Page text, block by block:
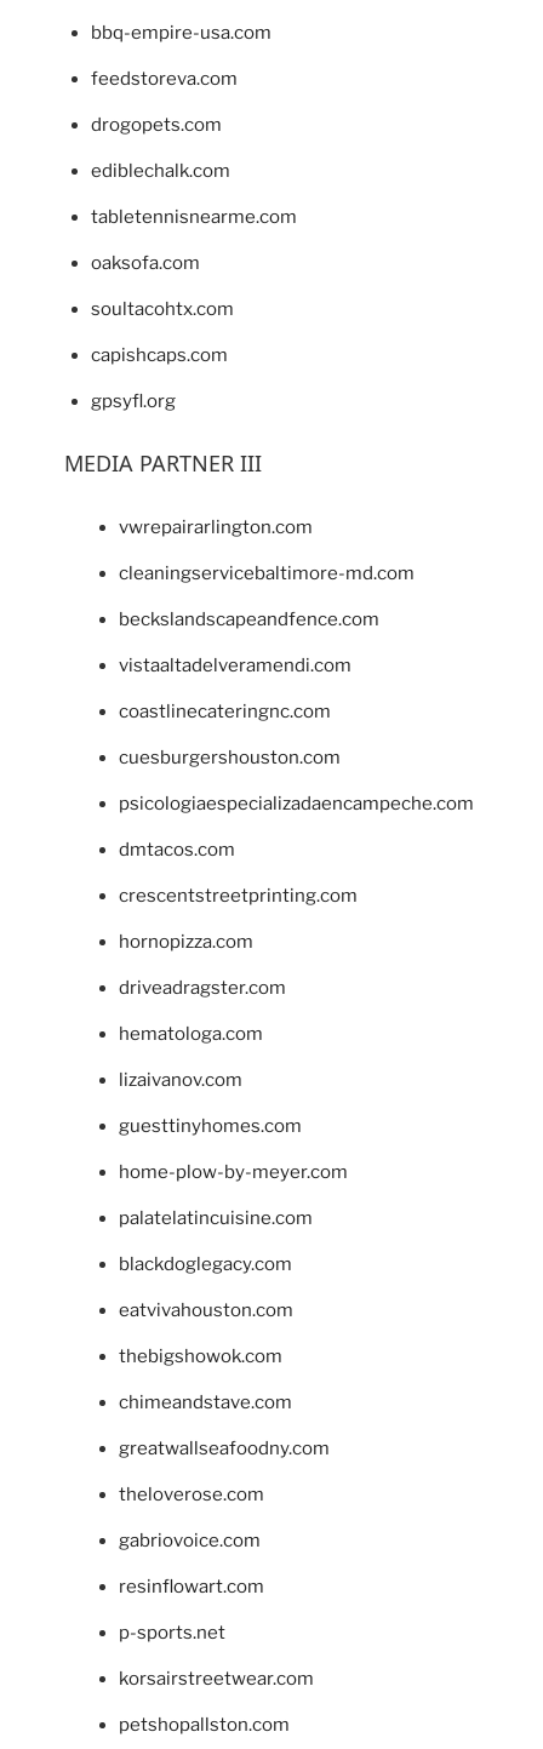
bbq-empire-usa.com
feedstoreva.com
drogopets.com
ediblechalk.com
tabletennisnearme.com
oaksofa.com
soultacohtx.com
capishcaps.com
gpsyfl.org
MEDIA PARTNER III
vwrepairarlington.com
cleaningservicebaltimore-md.com
beckslandscapeandfence.com
vistaaltadelveramendi.com
coastlinecateringnc.com
cuesburgershouston.com
psicologiaespecializadaencampeche.com
dmtacos.com
crescentstreetprinting.com
hornopizza.com
driveadragster.com
hematologa.com
lizaivanov.com
guesttinyhomes.com
home-plow-by-meyer.com
palatelatincuisine.com
blackdoglegacy.com
eatvivahouston.com
thebigshowok.com
chimeandstave.com
greatwallseafoodny.com
theloverose.com
gabriovoice.com
resinflowart.com
p-sports.net
korsairstreetwear.com
petshopallston.com